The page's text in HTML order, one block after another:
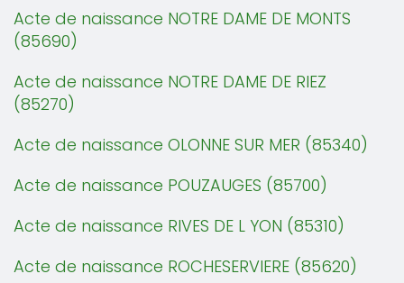
Acte de naissance NOTRE DAME DE MONTS
(85690)
Acte de naissance NOTRE DAME DE RIEZ
(85270)
Acte de naissance OLONNE SUR MER (85340)
Acte de naissance POUZAUGES (85700)
Acte de naissance RIVES DE L YON (85310)
Acte de naissance ROCHESERVIERE (85620)